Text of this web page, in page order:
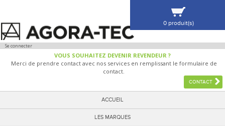
Se connecter
VOUS SOUHAITEZ DEVENIR REVENDEUR ?
Merci de prendre contact avec nos services en remplissant le formulaire de
contact.
CONTACT
ACCUEIL
LES MARQUES
0 produit(s)
VOIR MA SÉLECTION